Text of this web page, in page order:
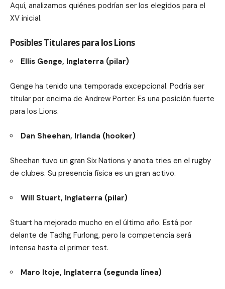
Aquí, analizamos quiénes podrían ser los elegidos para el
XV inicial.
Posibles Titulares para los Lions
Ellis Genge, Inglaterra (pilar)
Genge ha tenido una temporada excepcional. Podría ser
titular por encima de Andrew Porter. Es una posición fuerte
para los Lions.
Dan Sheehan, Irlanda (hooker)
Sheehan tuvo un gran Six Nations y anota tries en el rugby
de clubes. Su presencia física es un gran activo.
Will Stuart, Inglaterra (pilar)
Stuart ha mejorado mucho en el último año. Está por
delante de Tadhg Furlong, pero la competencia será
intensa hasta el primer test.
Maro Itoje, Inglaterra (segunda línea)